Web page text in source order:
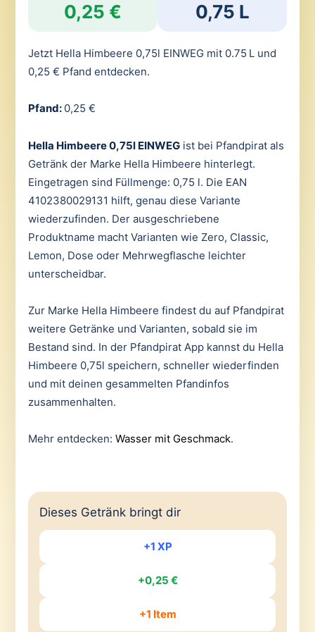
0,25 € 0,75 L
Jetzt Hella Himbeere 0,75l EINWEG mit 0.75 L und
0,25 € Pfand entdecken.
Pfand: 0,25 €
Hella Himbeere 0,75l EINWEGist bei Pfandpirat als
Getränk der Marke Hella Himbeere hinterlegt.
Eingetragen sind Füllmenge: 0,75 l. Die EAN
4102380029131 hilft, genau diese Variante
wiederzufinden. Der ausgeschriebene
Produktname macht Varianten wie Zero, Classic,
Lemon, Dose oder Mehrwegflasche leichter
unterscheidbar.
Zur Marke Hella Himbeere findest du auf Pfandpirat
weitere Getränke und Varianten, sobald sie im
Bestand sind. In der Pfandpirat App kannst du Hella
Himbeere 0,75l speichern, schneller wiederfinden
und mit deinen gesammelten Pfandinfos
zusammenhalten.
Mehr entdecken: Wasser mit Geschmack.
Dieses Getränk bringt dir
+1 XP
+0,25 €
+1 Item